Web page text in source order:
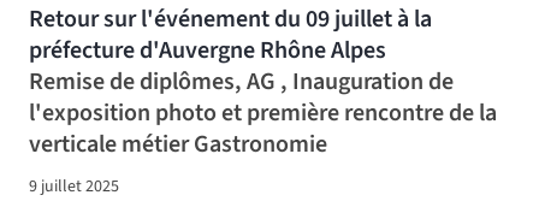
Retour sur l'événement du 09 juillet à la
préfecture d'Auvergne Rhône Alpes
Remise de diplômes, AG , Inauguration de
l'exposition photo et première rencontre de la
verticale métier Gastronomie
9 juillet 2025